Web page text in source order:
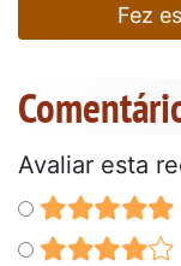
Fez
Avaliar esta